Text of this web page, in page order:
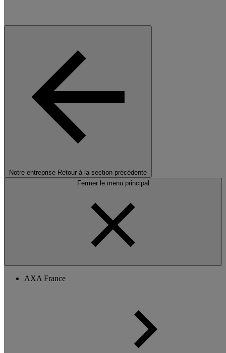
Notre entreprise Retour à la section précédente
Fermer le menu principal
AXA France